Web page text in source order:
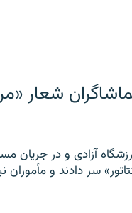
شعار
آزادی و در جریان
سر دادند و مأموران